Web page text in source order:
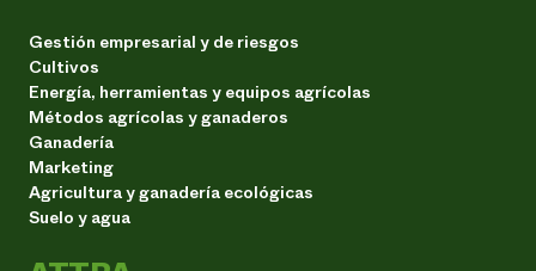
Gestión empresarial y de riesgos
Cultivos
Energía, herramientas y equipos agrícolas
Métodos agrícolas y ganaderos
Ganadería
Marketing
Agricultura y ganadería ecológicas
Suelo y agua